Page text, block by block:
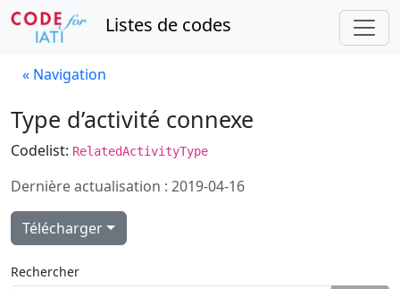
Listes de codes
« Navigation
Type d’activité connexe
Codelist: RelatedActivityType
Dernière actualisation : 2019-04-16
Télécharger
Rechercher